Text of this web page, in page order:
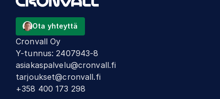
Ota yhteyttä
Cronvall Oy
Y-tunnus:2407943-8
asiakaspalvelu@cronvall.fi
tarjoukset@cronvall.fi
+358 400 173 298